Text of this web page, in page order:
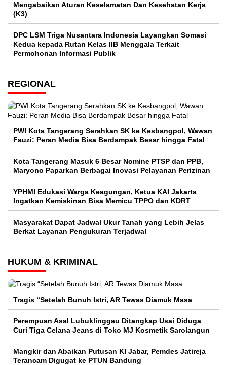
Mengabaikan Aturan Keselamatan Dan Kesehatan Kerja
(K3)
DPC LSM Triga Nusantara Indonesia Layangkan Somasi
Kedua kepada Rutan Kelas IIB Menggala Terkait
Permohonan Informasi Publik
REGIONAL
PWI Kota Tangerang Serahkan SK ke Kesbangpol, Wawan
Fauzi: Peran Media Bisa Berdampak Besar hingga Fatal
Kota Tangerang Masuk 6 Besar Nomine PTSP dan PPB,
Maryono Paparkan Berbagai Inovasi Pelayanan Perizinan
YPHMI Edukasi Warga Keagungan, Ketua KAI Jakarta
Ingatkan Kemiskinan Bisa Memicu TPPO dan KDRT
Masyarakat Dapat Jadwal Ukur Tanah yang Lebih Jelas
Berkat Layanan Pengukuran Terjadwal
HUKUM & KRIMINAL
Tragis “Setelah Bunuh Istri, AR Tewas Diamuk Masa
Perempuan Asal Lubuklinggau Ditangkap Usai Diduga
Curi Tiga Celana Jeans di Toko MJ Kosmetik Sarolangun
Mangkir dan Abaikan Putusan KI Jabar, Pemdes Jatireja
Terancam Digugat ke PTUN Bandung